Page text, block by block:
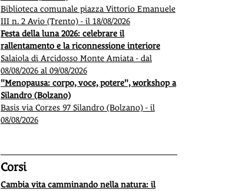
Biblioteca comunale piazza Vittorio Emanuele
III n. 2 Avio (Trento) - il 18/08/2026
Festa della luna 2026: celebrare il
rallentamento e la riconnessione interiore
Salaiola di Arcidosso Monte Amiata - dal
08/08/2026 al 09/08/2026
"Menopausa: corpo, voce, potere", workshop a
Silandro (Bolzano)
Basis via Corzes 97 Silandro (Bolzano) - il
08/08/2026
Corsi
Cambia vita camminando nella natura: il